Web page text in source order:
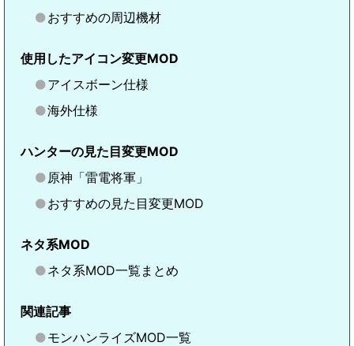
おすすめの周辺機材
使用したアイコン変更MOD
アイスボーン仕様
海外仕様
ハンターの見た目変更MOD
原神「雷電将軍」
おすすめの見た目変更MOD
ネタ系MOD
ネタ系MOD一覧まとめ
関連記事
モンハンライズMOD一覧